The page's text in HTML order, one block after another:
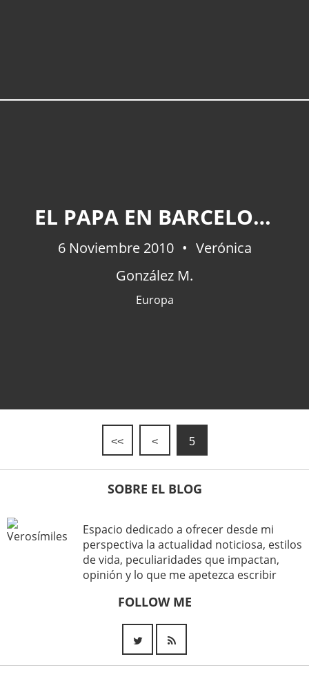
EL PAPA EN BARCELONA ENTRE VITORES Y PROTESTAS
6 Noviembre 2010
Verónica
González M.
Europa
<< < 5
SOBRE EL BLOG
Espacio dedicado a ofrecer desde mi
perspectiva la actualidad noticiosa, estilos
de vida, peculiaridades que impactan,
opinión y lo que me apetezca escribir
FOLLOW ME